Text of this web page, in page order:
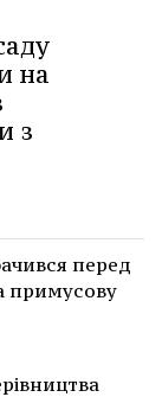
на
з
перед
примусову